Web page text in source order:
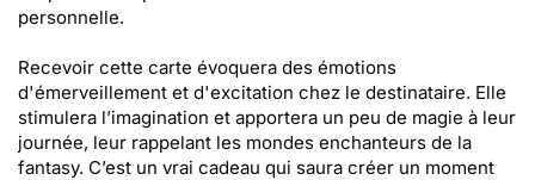
personnelle.
Recevoir cette carte évoquera des émotions
d'émerveillement et d'excitation chez le destinataire. Elle
stimulera l’imagination et apportera un peu de magie à leur
journée, leur rappelant les mondes enchanteurs de la
fantasy. C’est un vrai cadeau qui saura créer un moment